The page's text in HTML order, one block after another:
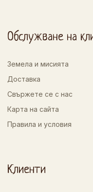
Обслужване на
Земела и мисията
Доставка
Свържете се с нас
Карта на сайта
Правила и условия
Клиенти